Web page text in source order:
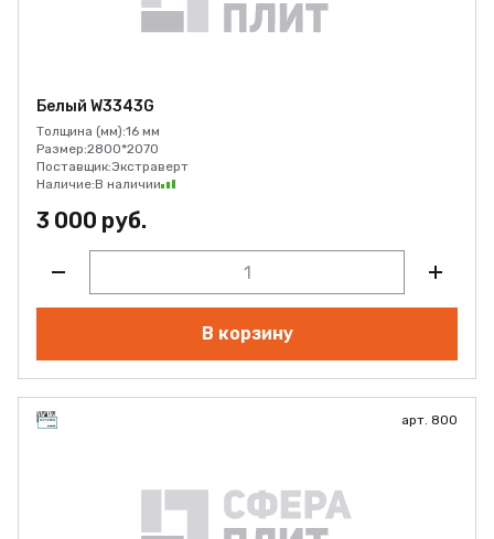
Белый W3343G
Толщина (мм):16 мм
Размер:2800*2070
Поставщик:Экстраверт
Наличие:В наличии
3 000 руб.
В корзину
арт. 800